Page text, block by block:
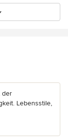
der
Lebensstile,